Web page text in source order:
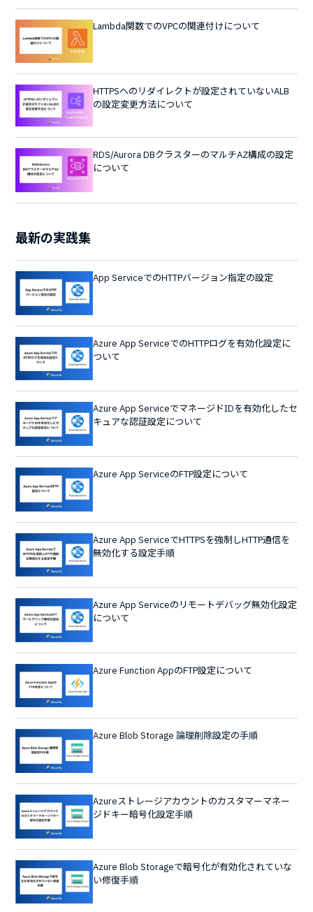
Lambda関数でのVPCの関連付けについて
HTTPSへのリダイレクトが設定されていないALB
の設定変更方法について
RDS/Aurora DBクラスターのマルチAZ構成の設定
について
最新の実践集
App ServiceでのHTTPバージョン指定の設定
Azure App ServiceでのHTTPログを有効化設定に
ついて
Azure App ServiceでマネージドIDを有効化したセ
キュアな認証設定について
Azure App ServiceのFTP設定について
Azure App ServiceでHTTPSを強制しHTTP通信を
無効化する設定手順
Azure App Serviceのリモートデバッグ無効化設定
について
Azure Function AppのFTP設定について
Azure Blob Storage 論理削除設定の手順
Azureストレージアカウントのカスタマーマネー
ジドキー暗号化設定手順
Azure Blob Storageで暗号化が有効化されていな
い修復手順